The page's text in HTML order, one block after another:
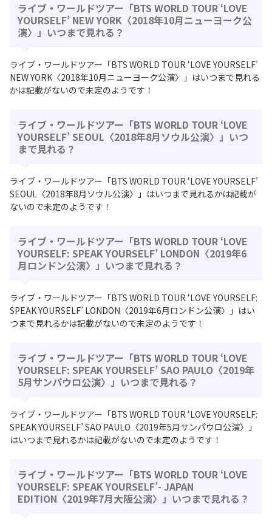
ライブ・ワールドツアー「BTS WORLD TOUR ‘LOVE
YOURSELF’ NEW YORK〈2018年10月ニューヨーク公
演〉」いつまで見れる？
ライブ・ワールドツアー「BTS WORLD TOUR ‘LOVE YOURSELF’
NEW YORK〈2018年10月ニューヨーク公演〉」はいつまで見れる
かは記載がないので未定のようです！
ライブ・ワールドツアー「BTS WORLD TOUR ‘LOVE
YOURSELF’ SEOUL〈2018年8月ソウル公演〉」いつ
まで見れる？
ライブ・ワールドツアー「BTS WORLD TOUR ‘LOVE YOURSELF’
SEOUL〈2018年8月ソウル公演〉」はいつまで見れるかは記載が
ないので未定のようです！
ライブ・ワールドツアー「BTS WORLD TOUR ‘LOVE
YOURSELF: SPEAK YOURSELF’ LONDON〈2019年6
月ロンドン公演〉」いつまで見れる？
ライブ・ワールドツアー「BTS WORLD TOUR ‘LOVE YOURSELF:
SPEAK YOURSELF’ LONDON〈2019年6月ロンドン公演〉」はい
つまで見れるかは記載がないので未定のようです！
ライブ・ワールドツアー「BTS WORLD TOUR ‘LOVE
YOURSELF: SPEAK YOURSELF’ SAO PAULO〈2019年
5月サンパウロ公演〉」いつまで見れる？
ライブ・ワールドツアー「BTS WORLD TOUR ‘LOVE YOURSELF:
SPEAK YOURSELF’ SAO PAULO〈2019年5月サンパウロ公演〉」
はいつまで見れるかは記載がないので未定のようです！
ライブ・ワールドツアー「BTS WORLD TOUR ‘LOVE
YOURSELF: SPEAK YOURSELF’- JAPAN
EDITION〈2019年7月大阪公演〉」いつまで見れる？